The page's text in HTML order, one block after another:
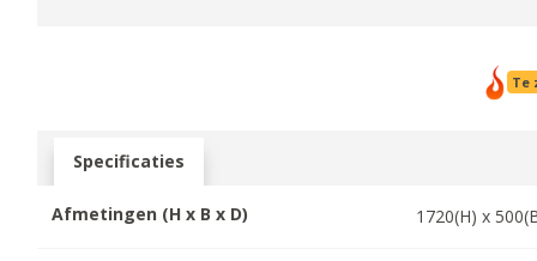
Te
Specificaties
Afmetingen (H x B x D) 1720(H) x 500